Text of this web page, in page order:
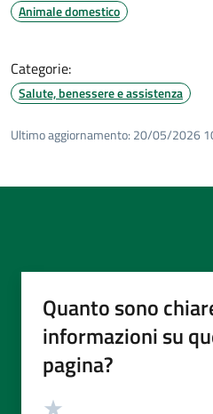
Animale domestico
Categorie:
Salute, benessere e assistenza
Ultimo aggiornamento: 20/05/2026
Quanto sono
informazioni su
pagina?
Valutazione